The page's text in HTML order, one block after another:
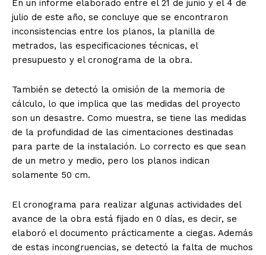
En un informe elaborado entre el 21 de junio y el 4 de
julio de este año, se concluye que se encontraron
inconsistencias entre los planos, la planilla de
metrados, las especificaciones técnicas, el
presupuesto y el cronograma de la obra.
También se detectó la omisión de la memoria de
cálculo, lo que implica que las medidas del proyecto
son un desastre. Como muestra, se tiene las medidas
de la profundidad de las cimentaciones destinadas
para parte de la instalación. Lo correcto es que sean
de un metro y medio, pero los planos indican
solamente 50 cm.
El cronograma para realizar algunas actividades del
avance de la obra está fijado en 0 días, es decir, se
elaboró el documento prácticamente a ciegas. Además
de estas incongruencias, se detectó la falta de muchos